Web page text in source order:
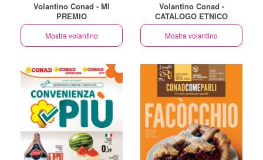
Volantino Conad - MI
PREMIO
Mostra volantino
Volantino Conad -
CATALOGO ETNICO
Mostra volantino